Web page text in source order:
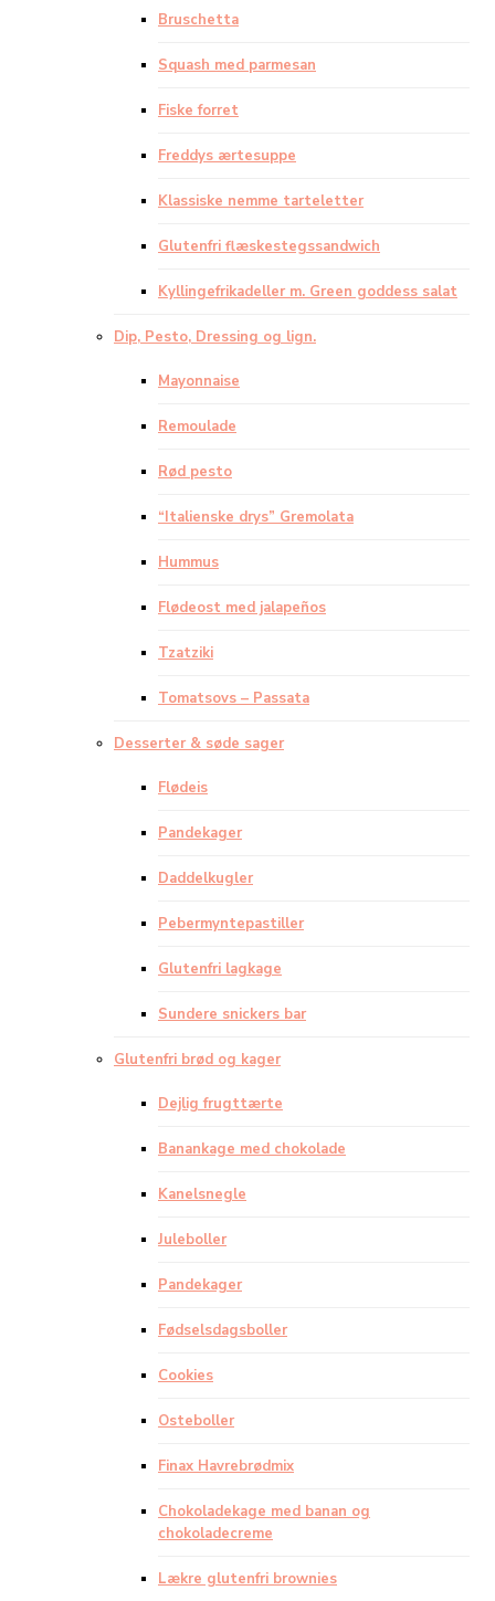
Bruschetta
Squash med parmesan
Fiske forret
Freddys ærtesuppe
Klassiske nemme tarteletter
Glutenfri flæskestegssandwich
Kyllingefrikadeller m. Green goddess salat
Dip, Pesto, Dressing og lign.
Mayonnaise
Remoulade
Rød pesto
“Italienske drys” Gremolata
Hummus
Flødeost med jalapeños
Tzatziki
Tomatsovs – Passata
Desserter & søde sager
Flødeis
Pandekager
Daddelkugler
Pebermyntepastiller
Glutenfri lagkage
Sundere snickers bar
Glutenfri brød og kager
Dejlig frugttærte
Banankage med chokolade
Kanelsnegle
Juleboller
Pandekager
Fødselsdagsboller
Cookies
Osteboller
Finax Havrebrødmix
Chokoladekage med banan og
chokoladecreme
Lækre glutenfri brownies